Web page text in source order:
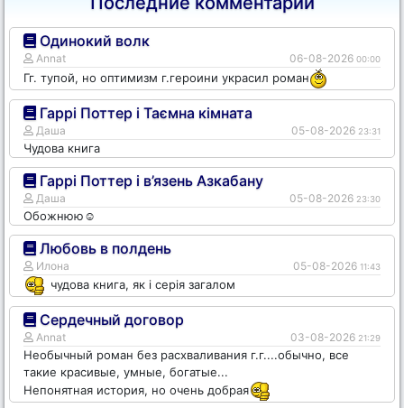
Одинокий волк
Annat 06-08-2026 00:00
Гг. тупой, но оптимизм г.героини украсил роман
Гаррі Поттер і Таємна кімната
Даша 05-08-2026 23:31
Чудова книга
Гаррі Поттер і в’язень Азкабану
Даша 05-08-2026 23:30
Обожнюю☺️
Любовь в полдень
Илона 05-08-2026 11:43
чудова книга, як і серія загалом
Сердечный договор
Annat 03-08-2026 21:29
Необычный роман без расхваливания г.г....обычно, все
такие красивые, умные, богатые...
Непонятная история, но очень добрая